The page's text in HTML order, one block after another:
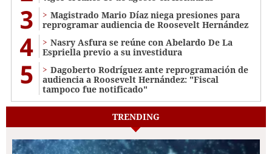
3
Magistrado Mario Díaz niega presiones para
reprogramar audiencia de Roosevelt Hernández
4
Nasry Asfura se reúne con Abelardo De La
Espriella previo a su investidura
5
Dagoberto Rodríguez ante reprogramación de
audiencia a Roosevelt Hernández: "Fiscal
tampoco fue notificado"
TRENDING